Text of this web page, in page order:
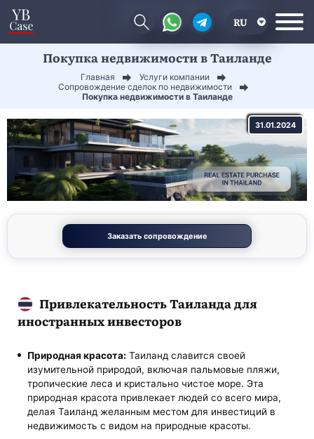
RU
Покупка недвижимости в Таиланде
Главная
Услуги компании
Сопровождение сделок по недвижимости
Покупка недвижимости в Таиланде
31.01.2024
Заказать сопровождение
Привлекательность Таиланда для
иностранных инвесторов
Природная красота: Таиланд славится своей
изумительной природой, включая пальмовые пляжи,
тропические леса и кристально чистое море. Эта
природная красота привлекает людей со всего мира,
делая Таиланд желанным местом для инвестиций в
недвижимость с видом на природные красоты.